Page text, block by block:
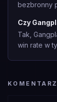
bezbronny
Czy
Tak,
win rate w